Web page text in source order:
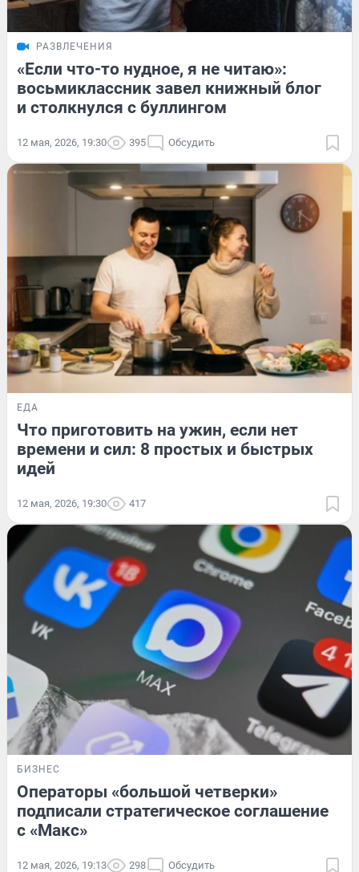
РАЗВЛЕЧЕНИЯ
«Если что-то нудное, я не читаю»:
восьмиклассник завел книжный блог
и столкнулся с буллингом
12 мая, 2026, 19:30 395 Обсудить
ЕДА
Что приготовить на ужин, если нет
времени и сил: 8 простых и быстрых
идей
12 мая, 2026, 19:30 417
БИЗНЕС
Операторы «большой четверки»
подписали стратегическое соглашение
с «Макс»
12 мая, 2026, 19:13 298 Обсудить